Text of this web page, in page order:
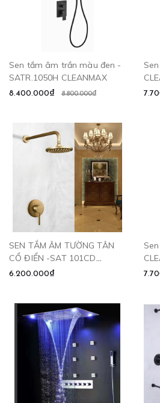
Sen tắm âm trần màu đen -
SATR.1050H CLEANMAX
8.400.000₫ 8.800.000₫
SEN TẮM ÂM TƯỜNG TÂN
CỔ ĐIỂN -SAT 101CD
CLEANMAX
6.200.000₫